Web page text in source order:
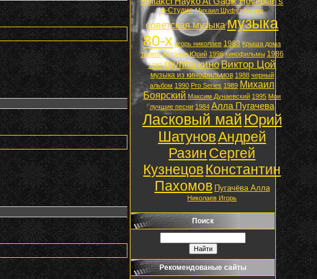
А-Студио Михаил Шуфутинский
советская музыкамузыка
80-х игорь николаев 1983 Крыша дома
твоего Антонов Юрий 1996 кинофильмы 1986
1982 группа киноВиктор Цой
музыка из кинофильмов 1988 черный
альбом 1990 Pro Series 1989 Михаил
Боярский Максим Дунаевский 1995 Мои
лучшие песни 1984 Алла Пугачева
Ласковый май Юрий
ШатуновАндрей
Разин Сергей
КузнецовКонстантин
Пахомов Пугачёва Алла
Николаев Игорь
Поиск
Рекомендованые сайты